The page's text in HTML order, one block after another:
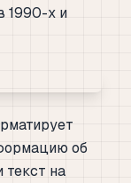
1990-х и
об
текст на